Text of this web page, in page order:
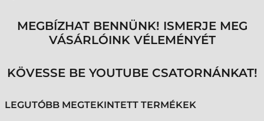
MEGBÍZHAT BENNÜNK! ISMERJE MEG
VÁSÁRLÓINK VÉLEMÉNYÉT
KÖVESSE BE YOUTUBE CSATORNÁNKAT!
LEGUTÓBB MEGTEKINTETT TERMÉKEK